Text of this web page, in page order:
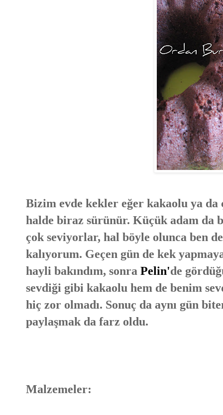
Bizim evde kekler eğer kakaolu ya
halde biraz sürünür. Küçük adam da
çok seviyorlar, hal böyle olunca ben
kalıyorum. Geçen gün de kek
hayli bakındım, sonra Pelin'de
sevdiği gibi kakaolu hem de benim
hiç zor olmadı. Sonuç da aynı gün
paylaşmak da farz oldu.
Malzemeler: